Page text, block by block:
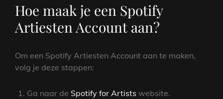
Hoe maak je een Spotify
Artiesten Account aan?
Om een Spotify Artiesten Account aan te maken,
volg je deze stappen:
Ga naar de Spotify for Artists website.